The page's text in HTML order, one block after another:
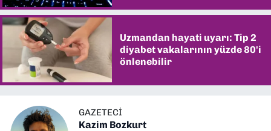
Uzmandan hayati uyarı: Tip 2
diyabet vakalarının yüzde 80'i
önlenebilir
GAZETECI
Kazim Bozkurt